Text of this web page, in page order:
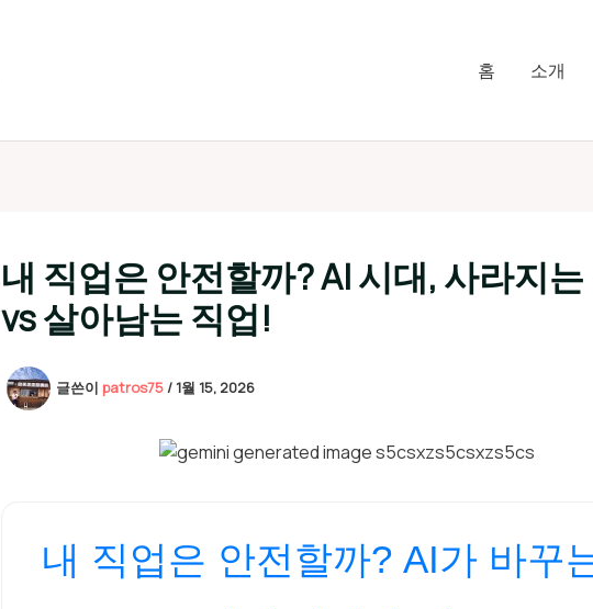
홈 소개
내 직업은 안전할까? AI 시대, 사라지는
vs 살아남는 직업!
글쓴이 patros75 / 1월 15, 2026
내 직업은 안전할까? AI가 바꾸